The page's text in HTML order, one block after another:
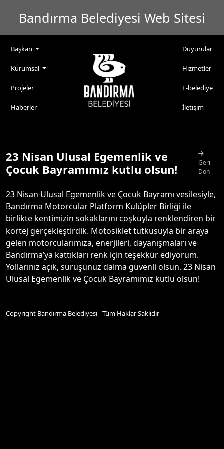
Bandırma Belediyesi Web Sitesi
Başkan
Kurumsal
Projeler
Haberler
Duyurular
Hizmetler
E-belediye
İletişim
23 Nisan Ulusal Egemenlik ve
Çocuk Bayramımız kutlu olsun!
Geri
Dön
23 Nisan Ulusal Egemenlik ve Çocuk Bayramı vesilesiyle,
Bandırma Motorcular Platform Kulüpler Birliği ile
birlikte kentimizin sokaklarını coşkuyla renklendiren bir
kortej gerçekleştirdik. Motosiklet tutkusuyla bir araya
gelen motorcularımıza, enerjileri, dayanışmaları ve
Bandırma’ya kattıkları renk için teşekkür ediyorum.
Yollarınız açık, sürüşünüz daima güvenli olsun. 23 Nisan
Ulusal Egemenlik ve Çocuk Bayramımız kutlu olsun!
Copyright Bandırma Belediyesi - Tüm Haklar Saklıdır